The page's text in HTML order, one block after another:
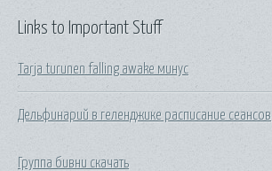
Links to Important Stuff
Tarja turunen falling awake минус
Дельфинарий в геленджике расписание сеансов
Группа бивни скачать